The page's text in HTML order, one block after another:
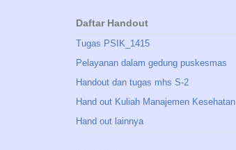
Daftar Handout
Tugas PSIK_1415
Pelayanan dalam gedung puskesmas
Handout dan tugas mhs S-2
Hand out Kuliah Manajemen Kesehatan
Hand out lainnya